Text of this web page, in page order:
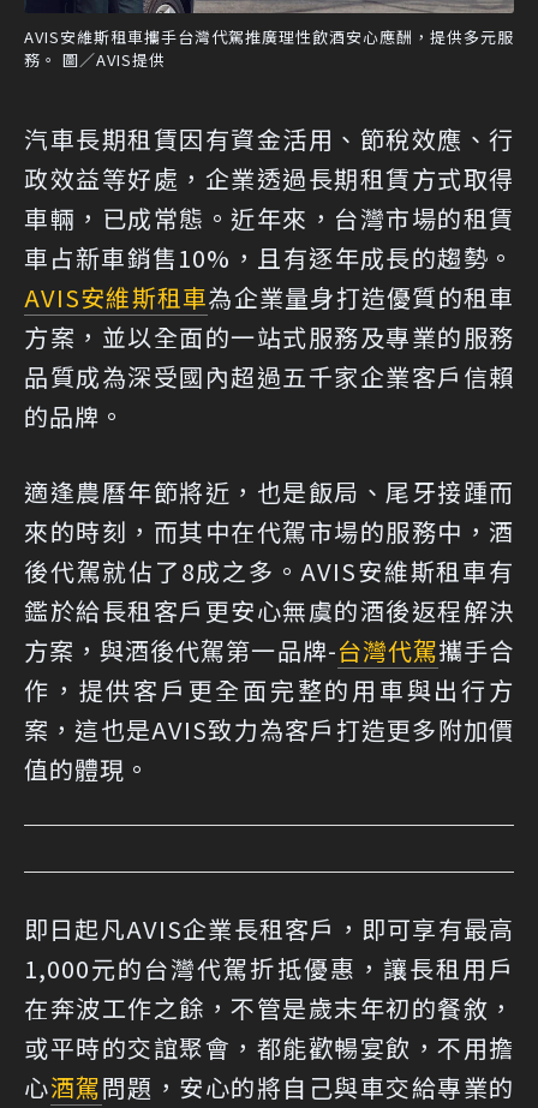
AVIS安維斯租車攜手台灣代駕推廣理性飲酒安心應酬，提供多元服
務。 圖／AVIS提供
汽車長期租賃因有資金活用、節稅效應、行
政效益等好處，企業透過長期租賃方式取得
車輛，已成常態。近年來，台灣市場的租賃
車占新車銷售10%，且有逐年成長的趨勢。
AVIS安維斯租車為企業量身打造優質的租車
方案，並以全面的一站式服務及專業的服務
品質成為深受國內超過五千家企業客戶信賴
的品牌。
適逢農曆年節將近，也是飯局、尾牙接踵而
來的時刻，而其中在代駕市場的服務中，酒
後代駕就佔了8成之多。AVIS安維斯租車有
鑑於給長租客戶更安心無虞的酒後返程解決
方案，與酒後代駕第一品牌-台灣代駕攜手合
作，提供客戶更全面完整的用車與出行方
案，這也是AVIS致力為客戶打造更多附加價
值的體現。
即日起凡AVIS企業長租客戶，即可享有最高
1,000元的台灣代駕折抵優惠，讓長租用戶
在奔波工作之餘，不管是歲末年初的餐敘，
或平時的交誼聚會，都能歡暢宴飲，不用擔
心酒駕問題，安心的將自己與車交給專業的